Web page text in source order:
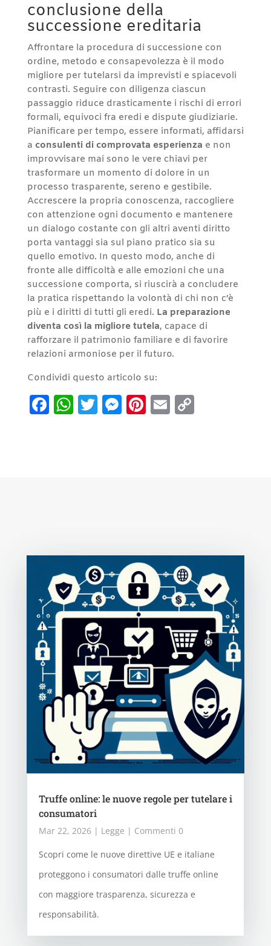
conclusione della
successione ereditaria
Affrontare la procedura di successione con
ordine, metodo e consapevolezza è il modo
migliore per tutelarsi da imprevisti e spiacevoli
contrasti. Seguire con diligenza ciascun
passaggio riduce drasticamente i rischi di errori
formali, equivoci fra eredi e dispute giudiziarie.
Pianificare per tempo, essere informati, affidarsi
a consulenti di comprovata esperienza e non
improvvisare mai sono le vere chiavi per
trasformare un momento di dolore in un
processo trasparente, sereno e gestibile.
Accrescere la propria conoscenza, raccogliere
con attenzione ogni documento e mantenere
un dialogo costante con gli altri aventi diritto
porta vantaggi sia sul piano pratico sia su
quello emotivo. In questo modo, anche di
fronte alle difficoltà e alle emozioni che una
successione comporta, si riuscirà a concludere
la pratica rispettando la volontà di chi non c’è
più e i diritti di tutti gli eredi. La preparazione
diventa così la migliore tutela, capace di
rafforzare il patrimonio familiare e di favorire
relazioni armoniose per il futuro.
Condividi questo articolo su:
Facebook
WhatsApp
Twitter
Messenger
Pinterest
EmailCopy
Truffe online: le nuove regole per tutelare i
consumatori
Mar 22, 2026| Legge | Commenti 0
Scopri come le nuove direttive UE e italiane
proteggono i consumatori dalle truffe online
con maggiore trasparenza, sicurezza e
responsabilità.